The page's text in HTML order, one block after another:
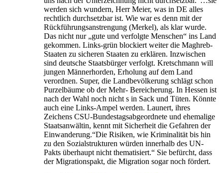
werden sich wundern, Herr Meier, was in DE alles
rechtlich durchsetzbar ist. Wie war es denn mit der
Rückführungsanstrengung (Merkel), als klar wurde.
Das nicht nur „gute und verfolgte Menschen“ ins Land
gekommen. Links-grün blockiert weiter die Maghreb-
Staaten zu sicheren Staaten zu erklären. Inzwischen
sind deutsche Staatsbürger verfolgt. Kretschmann will
jungen Männerhorden, Erholung auf dem Land
verordnen. Super, die Landbevölkerung schlägt schon
Purzelbäume ob der Mehr- Bereicherung. In Hessen ist
nach der Wahl noch nicht s in Sack und Tüten. Könnte
auch eine Links-Ampel werden. Launert, ihres
Zeichens CSU-Bundestagsabgeordnete und ehemalige
Staatsanwältin, kennt mit Sicherheit die Gefahren der
Einwanderung.“Die Risiken, wie Kriminalität bis hin
zu den Sozialstrukturen würden innerhalb des UN-
Pakts überhaupt nicht thematisiert.“ Sie befürcht, dass
der Migrationspakt, die Migration sogar noch fördert.